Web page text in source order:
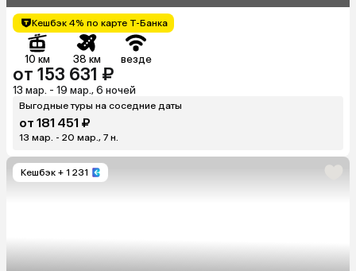
Кешбэк 4% по карте Т-Банка
10 км 38 км везде
от 153 631 ₽
13 мар. - 19 мар., 6 ночей
Выгодные туры на соседние даты
от 181 451 ₽
13 мар. - 20 мар., 7 н.
Кешбэк + 1 231